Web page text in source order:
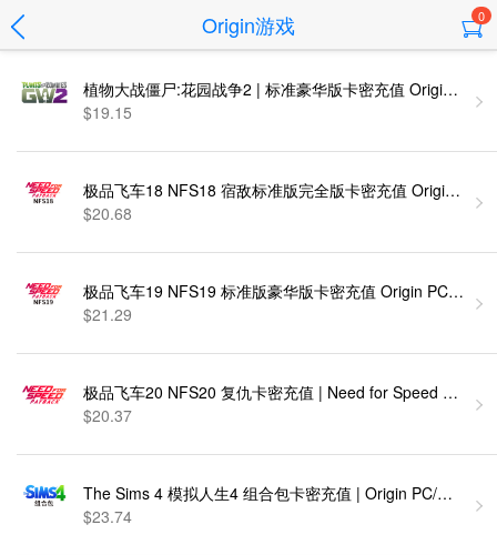
Origin游戏 0
植物大战僵尸:花园战争2 | 标准豪华版卡密充值 Origin PC [
$19.15
极品飞车18 NFS18 宿敌标准版完全版
$20.68
极品飞车19 NFS19 标准版豪华版卡密充值 Origin
$21.29
极品飞车20 NFS20 复仇卡密充值 | Need for Speed
$20.37
The Sims 4 模拟人生4 组合包卡密充值 | Origin PC/MAC [
$23.74